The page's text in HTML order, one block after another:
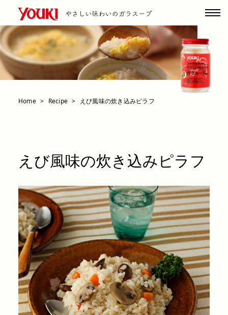
Home Recipe えび風味の炊き込みピラフ
えび風味の炊き込みピラフ